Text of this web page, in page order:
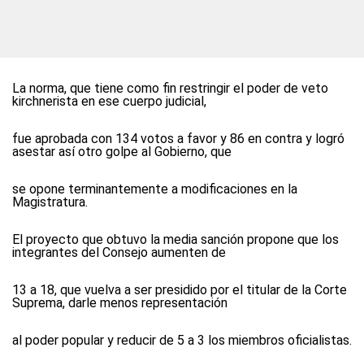
La norma, que tiene como fin restringir el poder de veto
kirchnerista en ese cuerpo judicial,
fue aprobada con 134 votos a favor y 86 en contra y logró
asestar así otro golpe al Gobierno, que
se opone terminantemente a modificaciones en la
Magistratura.
El proyecto que obtuvo la media sanción propone que los
integrantes del Consejo aumenten de
13 a 18, que vuelva a ser presidido por el titular de la Corte
Suprema, darle menos representación
al poder popular y reducir de 5 a 3 los miembros oficialistas.